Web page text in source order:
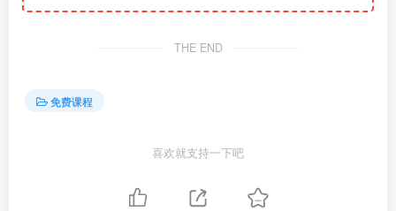
THE END
免费课程
喜欢就支持一下吧